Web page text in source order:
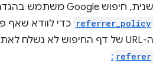
שנית, חיפוש Google משתמש בהגדרה
referrer_policy כדי לוודא
ה-URL של דף החיפוש לא נשלח לאתר בכותרת ה-HTTP‏
referer
: